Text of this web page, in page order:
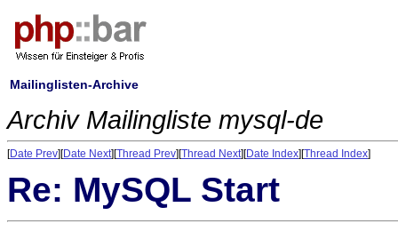
Mailinglisten-Archive
Archiv Mailingliste mysql-de
[Date Prev][Date Next][Thread Prev][Thread Next][Date Index][Thread Index]
Re: MySQL Start